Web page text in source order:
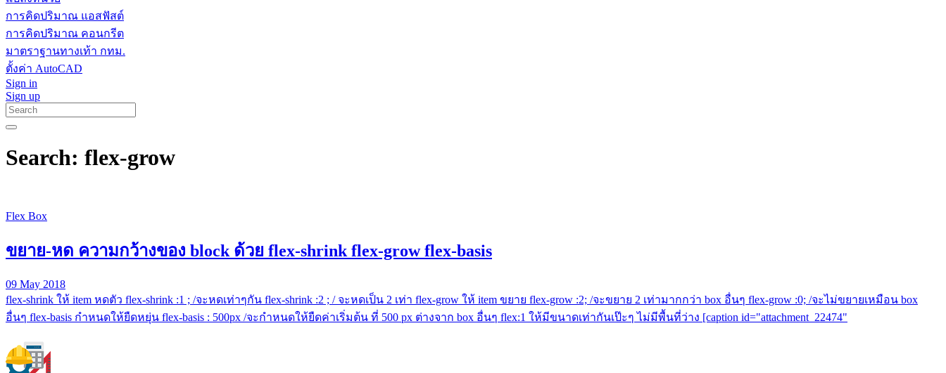
การคิดปริมาณ แอสฟัสต์
การคิดปริมาณ คอนกรีต
มาตราฐานทางเท้า กทม.
ตั้งค่า AutoCAD
Sign in
Sign up
Search: flex-grow
Flex Box
ขยาย-หด ความกว้างของ block ด้วย flex-shrink flex-grow flex-basis
09 May 2018
flex-shrink ให้ item หดตัว flex-shrink :1 ; /จะหดเท่าๆกัน flex-shrink :2 ; / จะหดเป็น 2 เท่า flex-grow ให้ item ขยาย flex-grow :2; /จะขยาย 2 เท่ามากกว่า box อื่นๆ flex-grow :0; /จะไม่ขยายเหมือน box
อื่นๆ flex-basis กำหนดให้ยืดหยุ่น flex-basis : 500px /จะกำหนดให้ยืดค่าเริ่มต้น ที่ 500 px ต่างจาก box อื่นๆ flex:1 ให้มีขนาดเท่ากันเป๊ะๆ ไม่มีพื้นที่ว่าง [caption id="attachment_22474"